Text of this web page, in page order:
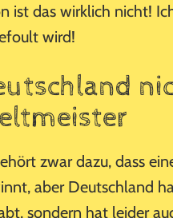
ist das wirklich nicht!
wird!
zwar dazu, dass
aber Deutschland
sondern hat leider